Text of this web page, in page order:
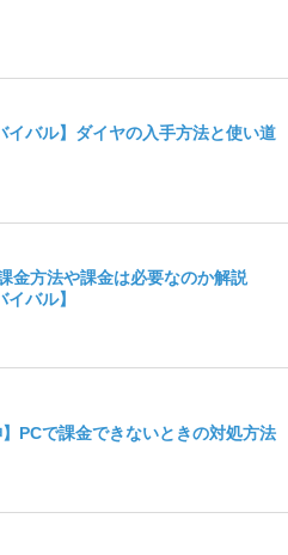
イバル】ダイヤの入手方法と使い道
金方法や課金は必要なのか解説
イバル】
】PCで課金できないときの対処方法